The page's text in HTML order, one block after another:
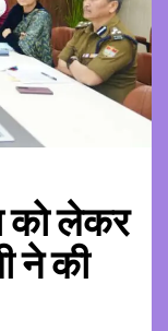
को लेकर
ने की